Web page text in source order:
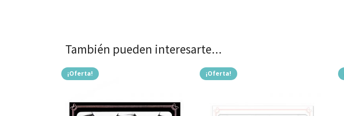
También pueden interesarte...
¡Oferta! ¡Oferta!